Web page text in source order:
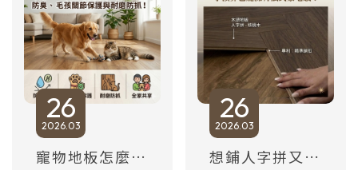
你從三項指標選出
最適合自家的 SPC
地板，避開裝修雷
區，打造長久耐用
的居家質感。想找
專業 SPC 地板推
薦？這篇評比一次
看懂！
濕氣候提供 100%
防水方案。台南卡
扣地板實體店提供
現場看樣與專業到
府測量，讓妳避開
裝修地雷，打造耐
久居家。
26
03
2026
寵物地板怎麼挑？木語 SPC 石塑地板實測：解決防水防臭、毛孩關節保護與耐磨防抓！
26
03
2026
想鋪人字拼又怕工錢貴？木語「人字貼卡扣」：小預算也能擁有法式豪宅感！